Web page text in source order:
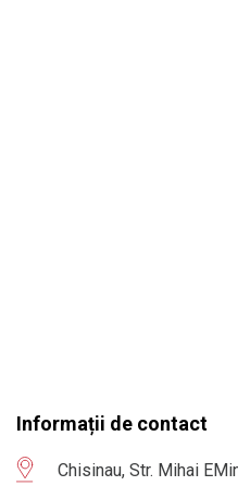
Informații de contact
Chisinau, Str. Mihai